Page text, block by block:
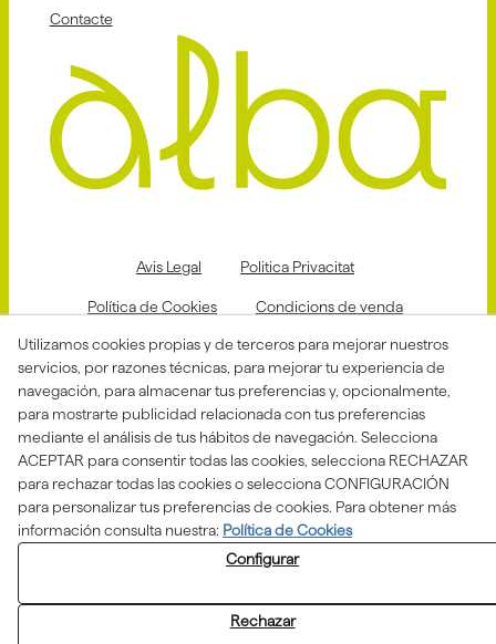
Contacte
Avis Legal Politica Privacitat
Política de Cookies Condicions de venda
Declaració d'accessibilitat
Canal de denuncias
Aquesta actuació està impulsada i subvencionada pel
Departament d'Empresa i Treball i finançada pel Fons
Social Europeu com a part de la resposta de la Unió
Europea a la pandèmia de COVID-19.
Utilizamos cookies propias y de terceros para mejorar nuestros
servicios, por razones técnicas, para mejorar tu experiencia de
navegación, para almacenar tus preferencias y, opcionalmente,
para mostrarte publicidad relacionada con tus preferencias
mediante el análisis de tus hábitos de navegación. Selecciona
ACEPTAR para consentir todas las cookies, selecciona RECHAZAR
para rechazar todas las cookies o selecciona CONFIGURACIÓN
para personalizar tus preferencias de cookies. Para obtener más
información consulta nuestra: Política de Cookies
Configurar
Rechazar